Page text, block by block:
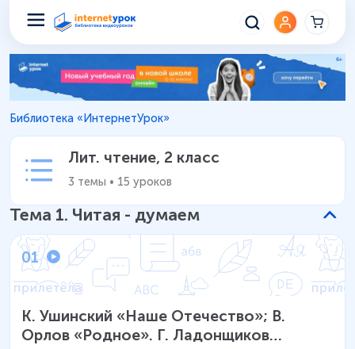
Лит. чтение 2 класс – Уроки
Библиотека «ИнтернетУрок»
Лит. чтение, 2 класс
3 темы • 15 уроков
Тема 1. Читая - думаем
01
К. Ушинский «Наше Отечество»; В.
Орлов «Родное». Г. Ладонщиков